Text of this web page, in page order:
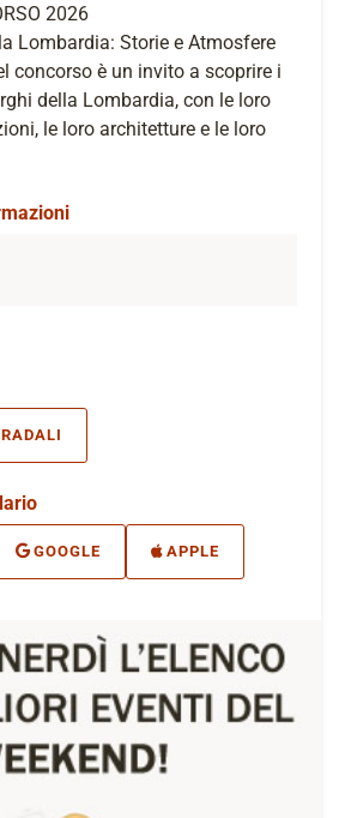
2026
Lombardia: Storie e Atmosfere
concorso è un invito a scoprire i
della Lombardia, con le loro
le loro architetture e le loro
GOOGLE APPLE